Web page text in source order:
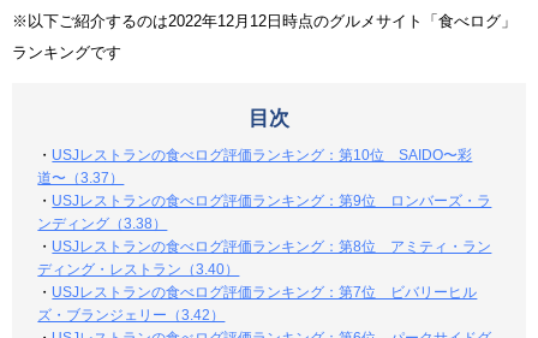
※以下ご紹介するのは2022年12月12日時点のグルメサイト「食べログ」
ランキングです
目次
・ USJレストランの食べログ評価ランキング：第10位 SAIDO〜彩
道〜（3.37）
・ USJレストランの食べログ評価ランキング：第9位 ロンバーズ・ラ
ンディング（3.38）
・ USJレストランの食べログ評価ランキング：第8位 アミティ・ラン
ディング・レストラン（3.40）
・ USJレストランの食べログ評価ランキング：第7位 ビバリーヒル
ズ・ブランジェリー（3.42）